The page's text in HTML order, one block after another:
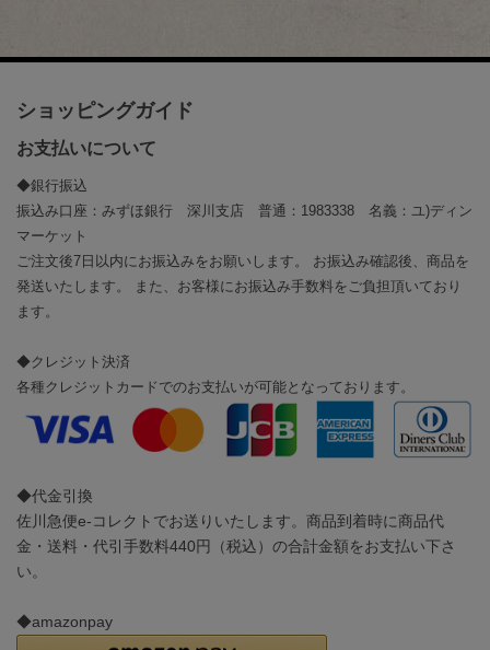
ショッピングガイド
お支払いについて
◆銀行振込
振込み口座：みずほ銀行 深川支店 普通：1983338 名義：ユ)ディン
マーケット
ご注文後7日以内にお振込みをお願いします。 お振込み確認後、商品を
発送いたします。 また、お客様にお振込み手数料をご負担頂いており
ます。
◆クレジット決済
各種クレジットカードでのお支払いが可能となっております。
◆代金引換
佐川急便e-コレクトでお送りいたします。商品到着時に商品代
金・送料・代引手数料440円（税込）の合計金額をお支払い下さ
い。
◆amazonpay